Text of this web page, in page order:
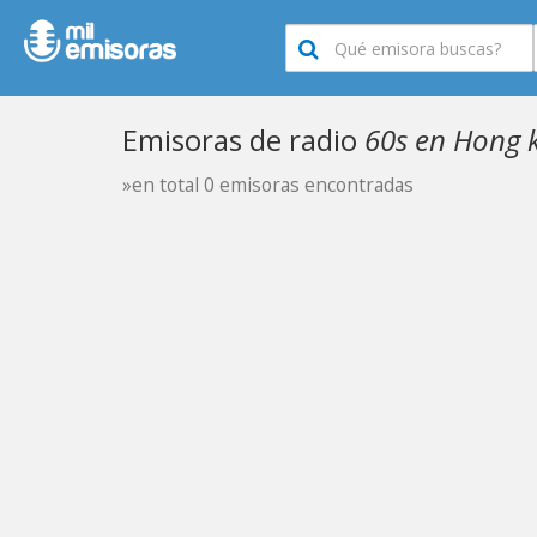
Emisoras de radio 60s en Hong
»en total 0 emisoras encontradas